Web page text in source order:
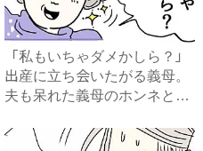
「私もいちゃダメかしら？」
出産に立ち会いたがる義母。
夫も呆れた義母のホンネと